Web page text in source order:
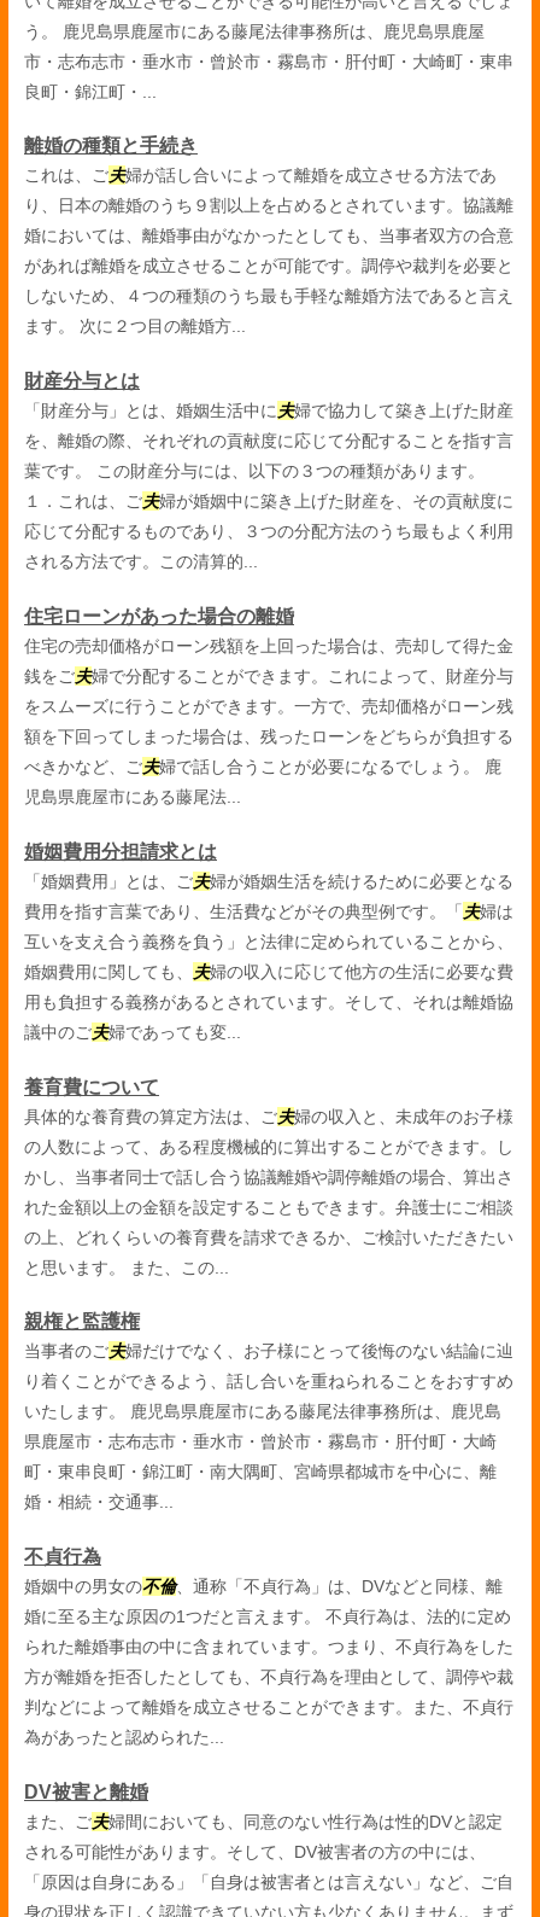
う。 鹿児島県鹿屋市にある藤尾法律事務所は、鹿児島県鹿屋
市・志布志市・垂水市・曾於市・霧島市・肝付町・大崎町・東串
良町・錦江町・...
離婚の種類と手続き
これは、ご夫婦が話し合いによって離婚を成立させる方法であ
り、日本の離婚のうち９割以上を占めるとされています。協議離
婚においては、離婚事由がなかったとしても、当事者双方の合意
があれば離婚を成立させることが可能です。調停や裁判を必要と
しないため、４つの種類のうち最も手軽な離婚方法であると言え
ます。 次に２つ目の離婚方...
財産分与とは
「財産分与」とは、婚姻生活中に 夫婦で協力して築き上げた財産
を、離婚の際、それぞれの貢献度に応じて分配することを指す言
葉です。 この財産分与には、以下の３つの種類があります。
１．これは、ご夫婦が婚姻中に築き上げた財産を、その貢献度に
応じて分配するものであり、３つの分配方法のうち最もよく利用
される方法です。この清算的...
住宅ローンがあった場合の離婚
住宅の売却価格がローン残額を上回った場合は、売却して得た金
銭をご夫婦で分配することができます。これによって、財産分与
をスムーズに行うことができます。一方で、売却価格がローン残
額を下回ってしまった場合は、残ったローンをどちらが負担する
べきかなど、ご夫婦で話し合うことが必要になるでしょう。 鹿
児島県鹿屋市にある藤尾法...
婚姻費用分担請求とは
「婚姻費用」とは、ご夫婦が婚姻生活を続けるために必要となる
費用を指す言葉であり、生活費などがその典型例です。「 夫婦は
互いを支え合う義務を負う」と法律に定められていることから、
婚姻費用に関しても、
夫婦の収入に応じて他方の生活に必要な費
用も負担する義務があるとされています。そして、それは離婚協
議中のご夫婦であっても変...
養育費について
具体的な養育費の算定方法は、ご夫婦の収入と、未成年のお子様
の人数によって、ある程度機械的に算出することができます。し
かし、当事者同士で話し合う協議離婚や調停離婚の場合、算出さ
れた金額以上の金額を設定することもできます。弁護士にご相談
の上、どれくらいの養育費を請求できるか、ご検討いただきたい
と思います。 また、この...
親権と監護権
当事者のご夫婦だけでなく、お子様にとって後悔のない結論に辿
り着くことができるよう、話し合いを重ねられることをおすすめ
いたします。 鹿児島県鹿屋市にある藤尾法律事務所は、鹿児島
県鹿屋市・志布志市・垂水市・曾於市・霧島市・肝付町・大崎
町・東串良町・錦江町・南大隅町、宮崎県都城市を中心に、離
婚・相続・交通事...
不貞行為
婚姻中の男女の不倫、通称「不貞行為」は、DVなどと同様、離
婚に至る主な原因の1つだと言えます。 不貞行為は、法的に定め
られた離婚事由の中に含まれています。つまり、不貞行為をした
方が離婚を拒否したとしても、不貞行為を理由として、調停や裁
判などによって離婚を成立させることができます。また、不貞行
為があったと認められた...
DV被害と離婚
また、ご夫婦間においても、同意のない性行為は性的DVと認定
される可能性があります。そして、DV被害者の方の中には、
「原因は自身にある」「自身は被害者とは言えない」など、ご自
身の現状を正しく認識できていない方も少なくありません。まず